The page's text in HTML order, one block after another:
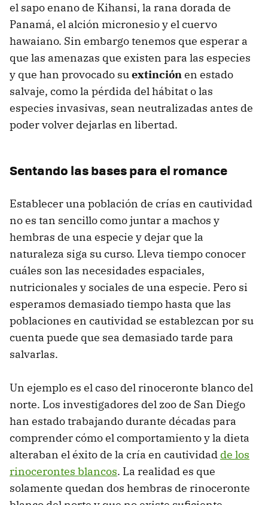
el sapo enano de Kihansi, la rana dorada de
Panamá, el alción micronesio y el cuervo
hawaiano. Sin embargo tenemos que esperar a
que las amenazas que existen para las especies
y que han provocado suextinciónen estado
salvaje, como la pérdida del hábitat o las
especies invasivas, sean neutralizadas antes de
poder volver dejarlas en libertad.
Sentando las bases para el romance
Establecer una población de crías en cautividad
no es tan sencillo como juntar a machos y
hembras de una especie y dejar que la
naturaleza siga su curso. Lleva tiempo conocer
cuáles son las necesidades espaciales,
nutricionales y sociales de una especie. Pero si
esperamos demasiado tiempo hasta que las
poblaciones en cautividad se establezcan por su
cuenta puede que sea demasiado tarde para
salvarlas.
Un ejemplo es el caso del rinoceronte blanco del
norte. Los investigadores del zoo de San Diego
han estado trabajando durante décadas para
comprender cómo el comportamiento y la dieta
alteraban el éxito de la cría en cautividad de los
rinocerontes blancos. La realidad es que
solamente quedan dos hembras de rinoceronte